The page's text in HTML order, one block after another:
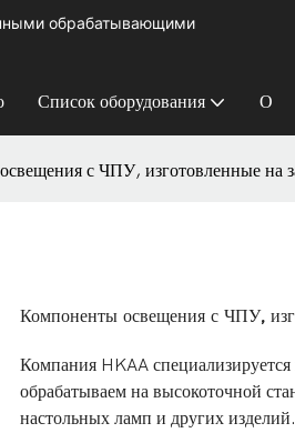
обрабатывающими
Список оборудования О
с ЧПУ, изготовленные на
Компоненты освещения с ЧПУ,
Компания HKAA
обрабатываем на высокоточной
настольных ламп и других изделий.